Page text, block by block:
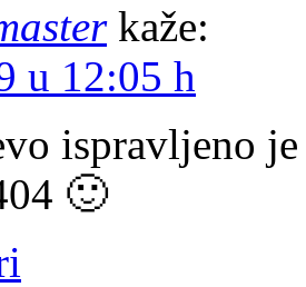
kaže:
u 12:05 h
ispravljeno
🙂